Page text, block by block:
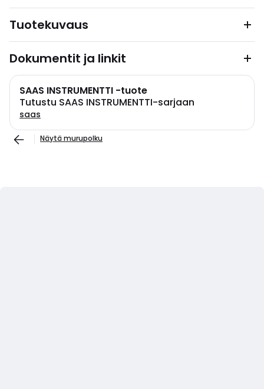
Tuotekuvaus
Dokumentit ja linkit
SAAS INSTRUMENTTI -tuote
Tutustu SAAS INSTRUMENTTI-sarjaan
saas
Näytä murupolku